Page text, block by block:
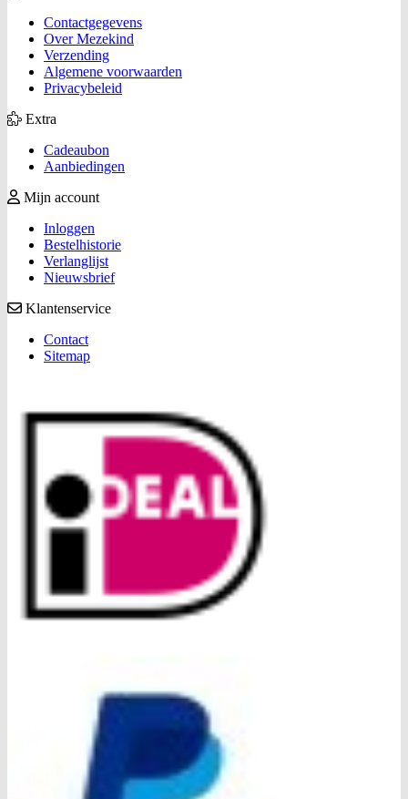
Contactgegevens
Over Mezekind
Verzending
Algemene voorwaarden
Privacybeleid
Extra
Cadeaubon
Aanbiedingen
Mijn account
Inloggen
Bestelhistorie
Verlanglijst
Nieuwsbrief
Klantenservice
Contact
Sitemap